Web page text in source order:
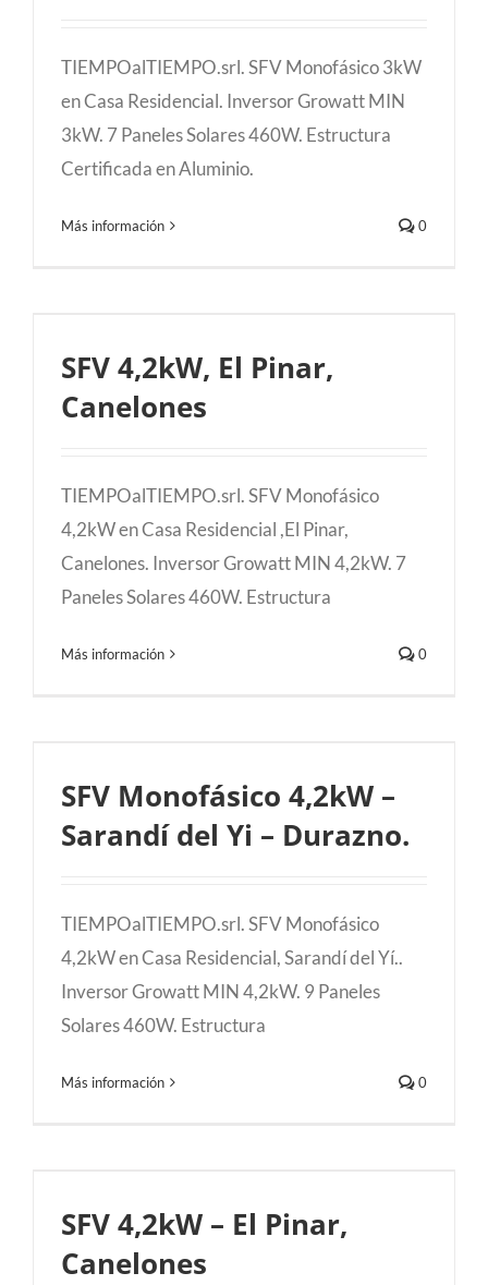
TIEMPOalTIEMPO.srl. SFV Monofásico 3kW
en Casa Residencial. Inversor Growatt MIN
3kW. 7 Paneles Solares 460W. Estructura
Certificada en Aluminio.
Más información 0
SFV 4,2kW, El Pinar,
Canelones
TIEMPOalTIEMPO.srl. SFV Monofásico
4,2kW en Casa Residencial ,El Pinar,
Canelones. Inversor Growatt MIN 4,2kW. 7
Paneles Solares 460W. Estructura
Más información 0
Durazno.
SFV Monofásico 4,2kW –
Sarandí del Yi – Durazno.
TIEMPOalTIEMPO.srl. SFV Monofásico
4,2kW en Casa Residencial, Sarandí del Yí..
Inversor Growatt MIN 4,2kW. 9 Paneles
Solares 460W. Estructura
Más información 0
SFV 4,2kW – El Pinar,
Canelones